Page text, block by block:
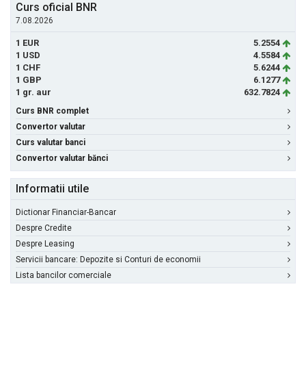
Curs oficial BNR
7.08.2026
1 EUR
5.2554
1 USD
4.5584
1 CHF
5.6244
1 GBP
6.1277
1 gr. aur
632.7824
Curs BNR complet
Convertor valutar
Curs valutar banci
Convertor valutar bănci
Informatii utile
Dictionar Financiar-Bancar
Despre Credite
Despre Leasing
Servicii bancare: Depozite si Conturi de economii
Lista bancilor comerciale